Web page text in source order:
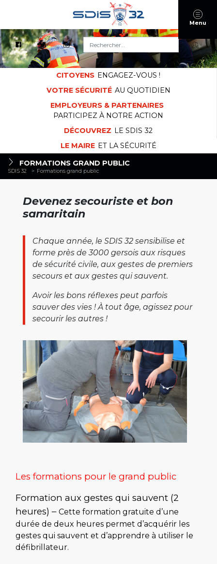
Rechercher :
CITOYENS ENGAGEZ-VOUS !
VOTRE SÉCURITÉ AU QUOTIDIEN
EMPLOYEURS & PARTENAIRES
PARTICIPEZ À NOTRE ACTION
DÉCOUVREZ LE SDIS 32
LE MAIRE ET LA SÉCURITÉ
FORMATIONS GRAND PUBLIC
SDIS 32 > Formations grand public
Devenez secouriste et bon
samaritain
Chaque année, le SDIS 32 sensibilise et
forme près de 3000 gersois aux risques
de sécurité civile, aux gestes de premiers
secours et aux gestes qui sauvent.
Avoir les bons réflexes peut parfois
sauver des vies ! À tout âge, agissez pour
secourir les autres !
Les formations pour le grand public
Formation aux gestes qui sauvent (2
heures) – Cette formation gratuite d’une
durée de deux heures permet d’acquérir les
gestes qui sauvent et d’apprendre à utiliser le
défibrillateur.
Menu